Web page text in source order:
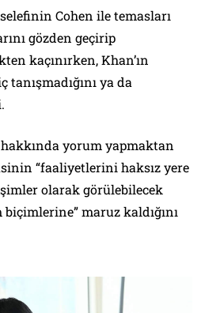
Cohen ile temasları
gözden geçirip
kaçınırken, Khan’ın
tanışmadığını ya da
yorum yapmaktan
“faaliyetlerini haksız yere
olarak görülebilecek
maruz kaldığını